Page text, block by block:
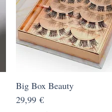
Schnellansicht
Big Box Beauty
Preis
29,99 €